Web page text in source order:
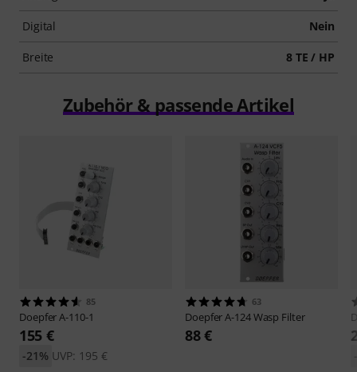
Digital Nein
Breite 8 TE / HP
Zubehör & passende Artikel
85
DoepferA-110-1
155 €
UVP: 195 €
-21%
63
DoepferA-124 Wasp Filter
88 €